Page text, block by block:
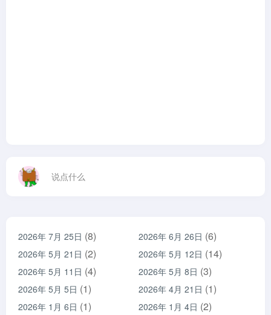
说点什么
2026年 7月 25日 (8) 2026年 6月 26日 (6)
2026年 5月 21日 (2) 2026年 5月 12日 (14)
2026年 5月 11日 (4) 2026年 5月 8日 (3)
2026年 5月 5日 (1) 2026年 4月 21日 (1)
2026年 1月 6日 (1) 2026年 1月 4日 (2)